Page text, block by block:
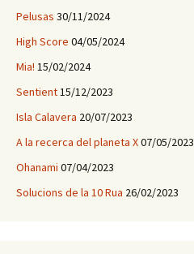
Pelusas 30/11/2024
High Score 04/05/2024
Mia! 15/02/2024
Sentient15/12/2023
Isla Calavera 20/07/2023
A la recerca del planeta X07/05/2023
Ohanami 07/04/2023
Solucions de la 10 Rua 26/02/2023